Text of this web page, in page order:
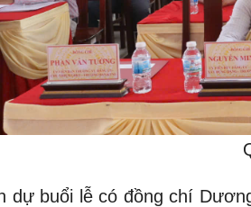
dự buổi lễ có đồng chí